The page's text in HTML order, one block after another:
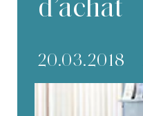
d’achat
20.03.2018